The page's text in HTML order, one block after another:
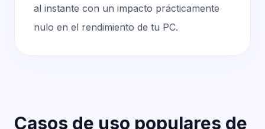
al instante con un impacto prácticamente
nulo en el rendimiento de tu PC.
Casos de uso populares de